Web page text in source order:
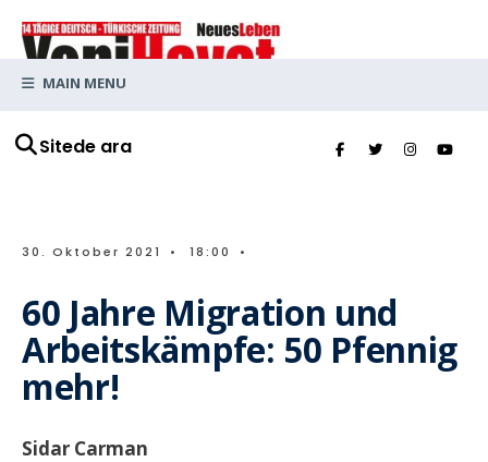
Sitede ara
MAIN MENU
30. Oktober 2021 • 18:00 •
60 Jahre Migration und
Arbeitskämpfe: 50 Pfennig
mehr!
Sidar Carman